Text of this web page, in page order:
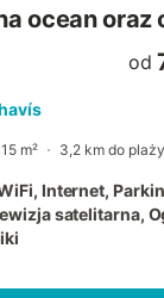
ocean oraz
od
m² 3,2 km do plaży
Internet,
satelitarna,